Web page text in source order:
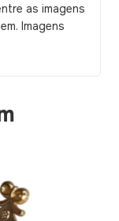
as imagens
Imagens